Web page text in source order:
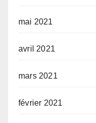
mai 2021
avril 2021
mars 2021
février 2021